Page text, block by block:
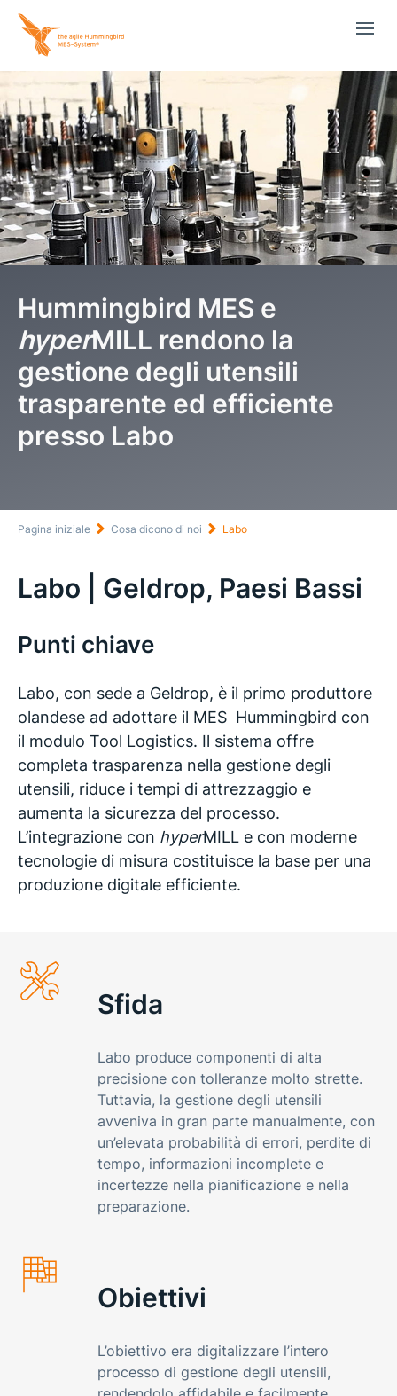
Hummingbird MES e
hyperMILL rendono la
gestione degli utensili
trasparente ed efficiente
presso Labo
Pagina iniziale Cosa dicono di noi Labo
Labo | Geldrop, Paesi Bassi
Punti chiave
Labo, con sede a Geldrop, è il primo produttore
olandese ad adottare il MES Hummingbird con
il modulo Tool Logistics. Il sistema offre
completa trasparenza nella gestione degli
utensili, riduce i tempi di attrezzaggio e
aumenta la sicurezza del processo.
L’integrazione con hyperMILL e con moderne
tecnologie di misura costituisce la base per una
produzione digitale efficiente.
Sfida
Labo produce componenti di alta
precisione con tolleranze molto strette.
Tuttavia, la gestione degli utensili
avveniva in gran parte manualmente, con
un’elevata probabilità di errori, perdite di
tempo, informazioni incomplete e
incertezze nella pianificazione e nella
preparazione.
Obiettivi
L’obiettivo era digitalizzare l’intero
processo di gestione degli utensili,